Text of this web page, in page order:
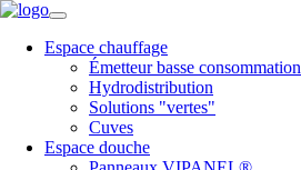
Espace chauffage
Émetteur basse consommation
Hydrodistribution
Solutions "vertes"
Cuves
Espace douche